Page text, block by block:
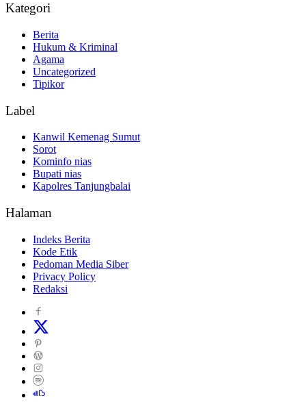
Kategori
Berita
Hukum & Kriminal
Agama
Uncategorized
Tipikor
Label
Kanwil Kemenag Sumut
Sorot
Kominfo nias
Bupati nias
Kapolres Tanjungbalai
Halaman
Indeks Berita
Kode Etik
Pedoman Media Siber
Privacy Policy
Redaksi